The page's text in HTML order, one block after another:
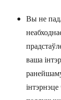
Вы не
ваша